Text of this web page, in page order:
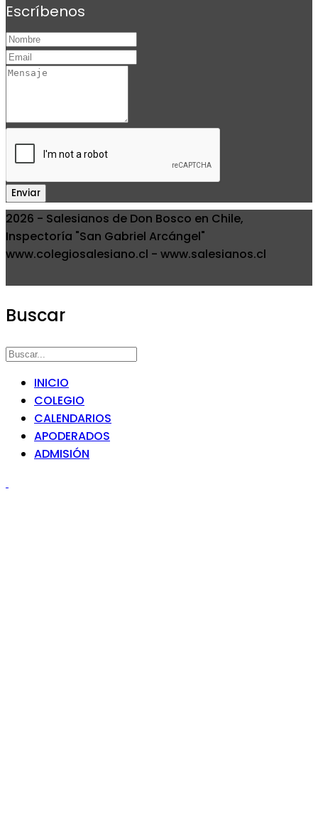
Escríbenos
Enviar
2026 - Salesianos de Don Bosco en Chile,
Inspectoría "San Gabriel Arcángel"
www.colegiosalesiano.cl - www.salesianos.cl
Buscar
INICIO
COLEGIO
CALENDARIOS
APODERADOS
ADMISIÓN